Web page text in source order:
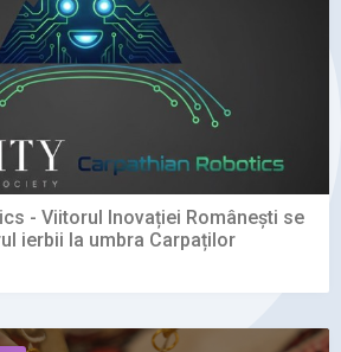
- Viitorul Inovației Românești se
ierbii la umbra Carpaților